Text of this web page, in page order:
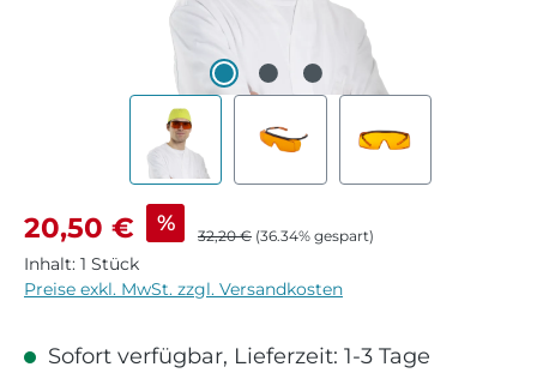
Verkaufspreis:
20,50 € % Regulärer Preis:
32,20 € (36.34% gespart)
Inhalt: 1 Stück
Preise exkl. MwSt. zzgl. Versandkosten
Sofort verfügbar, Lieferzeit: 1-3 Tage